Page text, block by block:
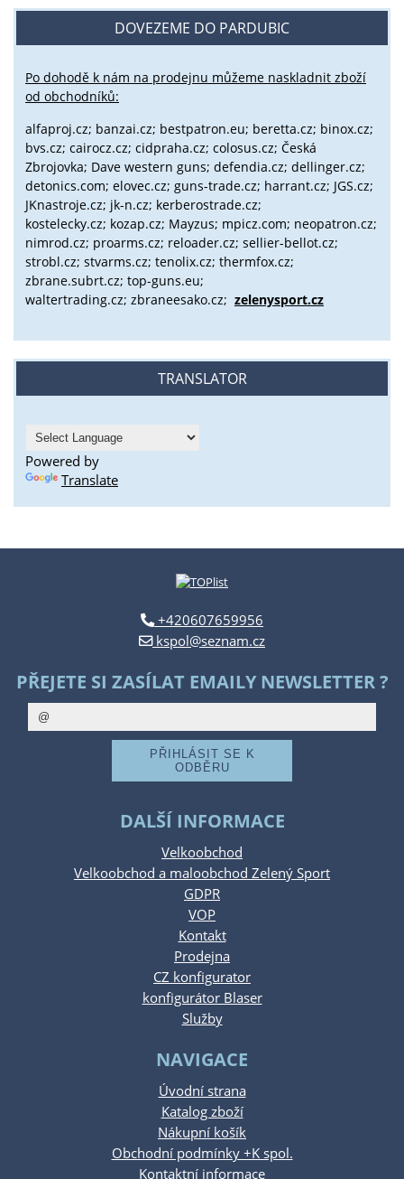
DOVEZEME DO PARDUBIC
Po dohodě k nám na prodejnu můžeme naskladnit zboží
od obchodníků:
alfaproj.cz; banzai.cz; bestpatron.eu; beretta.cz; binox.cz;
bvs.cz; cairocz.cz; cidpraha.cz; colosus.cz; Česká
Zbrojovka; Dave western guns; defendia.cz; dellinger.cz;
detonics.com; elovec.cz; guns-trade.cz; harrant.cz; JGS.cz;
JKnastroje.cz; jk-n.cz; kerberostrade.cz;
kostelecky.cz; kozap.cz; Mayzus; mpicz.com; neopatron.cz;
nimrod.cz; proarms.cz; reloader.cz; sellier-bellot.cz;
strobl.cz; stvarms.cz; tenolix.cz; thermfox.cz;
zbrane.subrt.cz; top-guns.eu;
waltertrading.cz; zbraneesako.cz; zelenysport.cz
TRANSLATOR
Powered by
Translate
+420607659956
kspol@seznam.cz
PŘEJETE SI ZASÍLAT EMAILY NEWSLETTER ?
DALŠÍ INFORMACE
Velkoobchod
Velkoobchod a maloobchod Zelený Sport
GDPR
VOP
Kontakt
Prodejna
CZ konfigurator
konfigurátor Blaser
Služby
NAVIGACE
Úvodní strana
Katalog zboží
Nákupní košík
Obchodní podmínky +K spol.
Kontaktní informace